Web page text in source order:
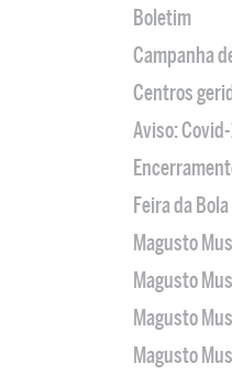
Boletim
Campanha
Centros
Aviso:
Feira da
Magusto
Magusto
Magusto
Magusto